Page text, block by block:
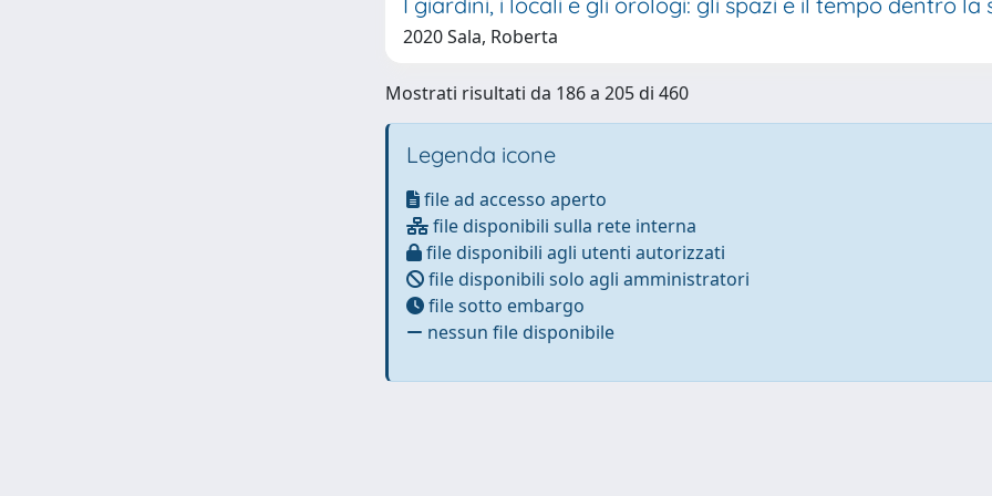
2020 Sala, Roberta
Mostrati risultati da 186 a 205 di 460
Legenda icone
file ad accesso aperto
file disponibili sulla rete interna
file disponibili agli utenti autorizzati
file disponibili solo agli amministratori
file sotto embargo
nessun file disponibile